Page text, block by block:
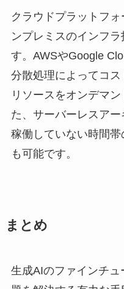
クラウドプラットフ
ンプレミスのインフ
す。AWSやGoogle
分散処理によってコ
リソースをオンデマ
た、サーバーレスアー
稼働していない時間
も可能です。
まとめ
生成AIのファインチ